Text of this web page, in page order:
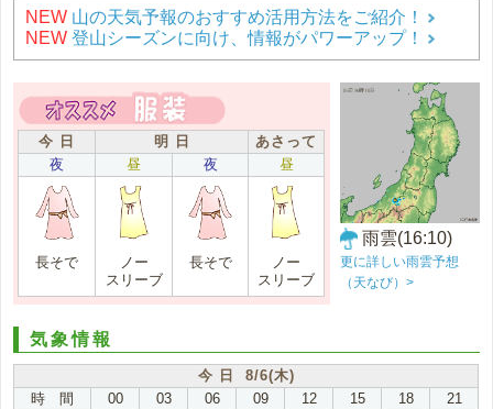
NEW 山の天気予報のおすすめ活用方法をご紹介！
NEW 登山シーズンに向け、情報がパワーアップ！
今 日 明 日
あさって
夜
昼 夜 昼
長そで
ノー
スリーブ
長そで
ノー
スリーブ
雨雲(16:10)
更に詳しい雨雲予想
（天なび）>
気象情報
今 日 8/6(木)
時 間
00 03 06 09 12 15 18 21